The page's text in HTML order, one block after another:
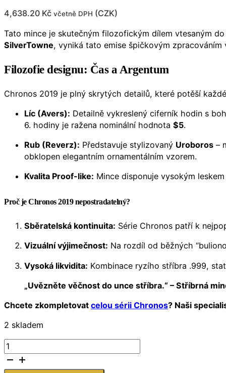
4,638.20 Kč včetně DPH (CZK)
Tato mince je skutečným filozofickým dílem vtesaným
SilverTowne, vyniká tato emise špičkovým
Filozofie designu: Čas a Argentum
Chronos 2019 je plný skrytých detailů, které potěší
Líc (Avers): Detailně vykreslený ciferník hodin s
6. hodiny je ražena nominální hodnota $5.
Rub (Reverz): Představuje stylizovaný Uroboros –
obklopen elegantním ornamentálním vzorem.
Kvalita Proof-like: Mince disponuje vysokým
Proč je Chronos 2019 nepostradatelný?
Sběratelská kontinuita: Série Chronos patří k
Vizuální výjimečnost: Na rozdíl od běžných
Vysoká likvidita: Kombinace ryzího stříbra .999,
„Uvězněte věčnost do unce stříbra.“ – Stříbrná
Chcete zkompletovat celou sérii Chronos? Naši
2 skladem
Tokelau
–
stříbrná